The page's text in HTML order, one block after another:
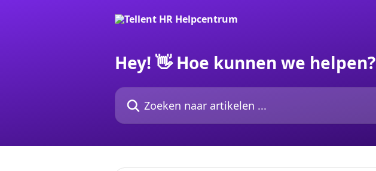
Hey! 👋 Hoe kunnen we helpen?
Zoeken naar artikelen ...